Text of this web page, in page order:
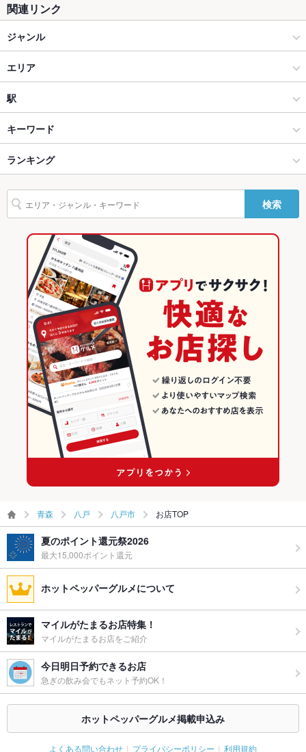
あり
テラス席 なし
貸切 貸切可
設備
Wi-Fi
バリアフリ
ー
駐車場
飲み放題 あり ：2時間飲み放題がOPEN特価【１,８００円】♪
食べ放題
あり ：お通しおでんがなんと、ワンコイン【５００円】で食べ
放題♪
カクテル充実、焼酎充実、日本酒充実、ワイン充実
お子様連れ お子様連れ歓迎 ：お子様連れ乳幼児から大歓迎♪ママ会にも◎
ウェディン
グパーティ
全85席！！貸し切りでのご予約はお電話でお早めにお問い合わ
せ下さい♪
プライズ対
可
関連リンク
ジャンル
居酒屋
創作
八戸 × 居酒屋
八戸 × 創作
本八戸駅 × 居酒屋
本八戸駅 × 創作
八戸 × 和食
八戸 × 鍋
本八戸駅 × 和食
本八戸駅 × 鍋
エリア
八戸市
八戸市 × 居酒屋
八戸市 × 創作
八戸市 × 和食
八戸市 × 鍋
青森 × 居酒屋
青森 × 創作
青森 × 和食
青森 × 鍋
駅
本八戸駅
キーワード
からあげ
鶏皮 トリュフ チャーハン パクチー
ランキング
青森のグルメランキング
青森の居酒屋ランキング
八戸のグルメランキング
八戸の居酒屋ランキング
八戸市のグルメランキング
八戸市の居酒屋ランキング
検索
青森 八戸 八戸市 お店TOP
夏のポイント還元祭2026
最大15,000ポイント還元
ホットペッパーグルメについて
マイルがたまるお店特集！
マイルがたまるお店をご紹介
今日明日予約できるお店
急ぎの飲み会でもネット予約OK！
ホットペッパーグルメ掲載申込み
よくある問い合わせ プライバシーポリシー 利用規約